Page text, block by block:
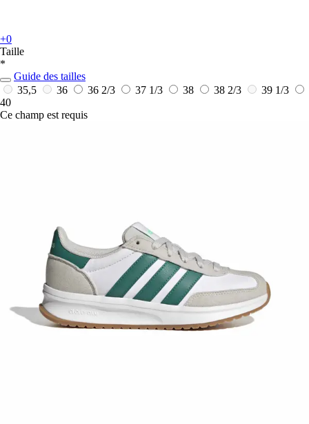
+0
Taille
*
Guide des tailles
35,5
36 36 2/3 37 1/3 38 38 2/3
39 1/3
40
Ce champ est requis